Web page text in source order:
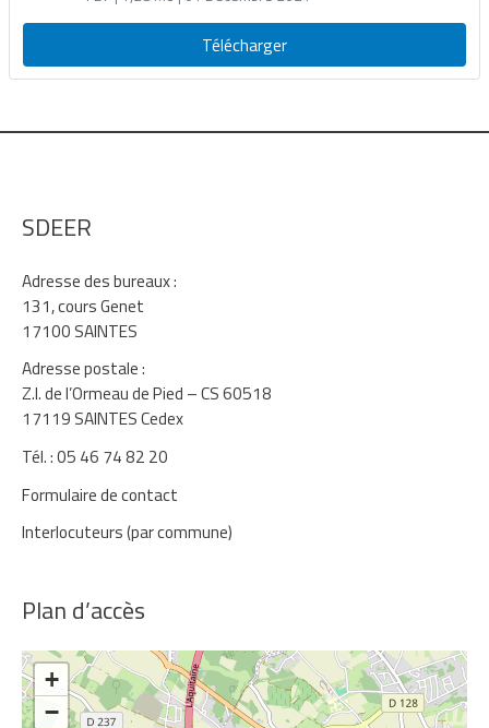
Télécharger
SDEER
Adresse des bureaux :
131, cours Genet
17100 SAINTES
Adresse postale :
Z.I. de l’Ormeau de Pied – CS 60518
17119 SAINTES Cedex
Tél. : 05 46 74 82 20
Formulaire de contact
Interlocuteurs (par commune)
Plan d’accès
+
−